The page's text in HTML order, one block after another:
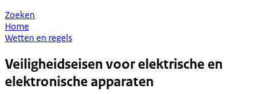
Zoeken
Home
Wetten en regels
Veiligheidseisen voor elektrische en
elektronische apparaten